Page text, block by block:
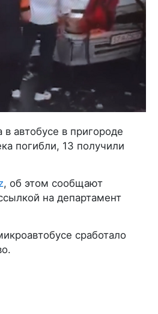
в автобусе в пригороде
погибли, 13 получили
, об этом сообщают
на департамент
сработало